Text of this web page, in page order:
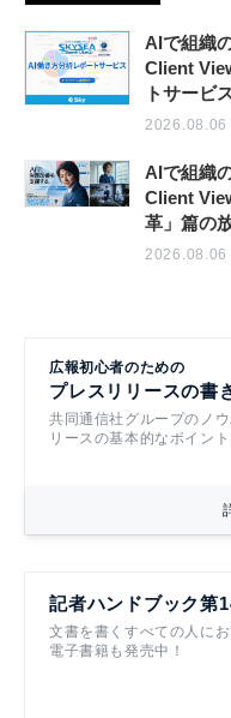
AIで組織
Client
トサービ
2026.08.06
AIで組織
Client
革」篇の
2026.08.06
広報初心者のための
プレスリリースの書
共同通信社グループのノ
リースの基本的なポイント
記者ハンドブック第
文書を書くすべての人にお
電子書籍も発売中！